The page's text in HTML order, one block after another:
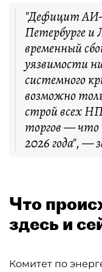
"Дефицит АИ-
Петербурге
временный
уязвимости
системного
возможно
строй всех
торгов — что
2026 года", —
Что
здесь и
Комитет по